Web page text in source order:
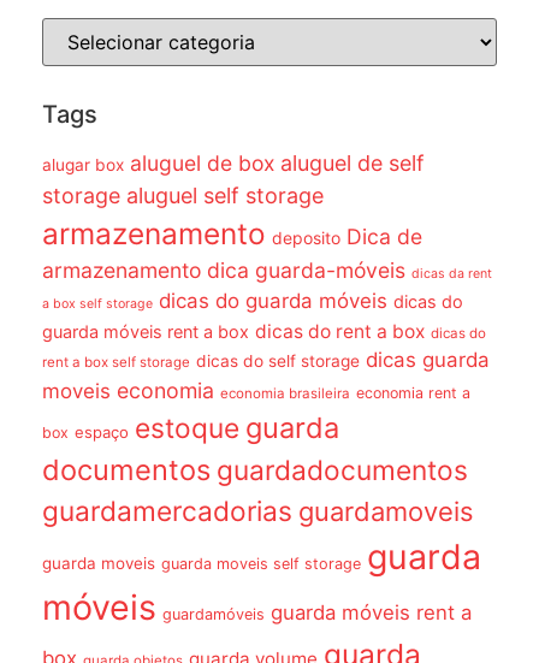
Tags
alugar box aluguel de box aluguel de self
storage aluguel self storage
armazenamento deposito Dica de
armazenamento dica guarda-móveis dicas da rent
a box self storage dicas do guarda móveis dicas do
guarda móveis rent a box dicas do rent a box dicas do
rent a box self storage dicas do self storage dicas guarda
moveis economia economia brasileira economia rent a
box espaço estoque guarda
documentos guardadocumentos
guardamercadorias guardamoveis
guarda moveis guarda moveis self storage guarda
móveis guardamóveis guarda móveis rent a
box
guarda